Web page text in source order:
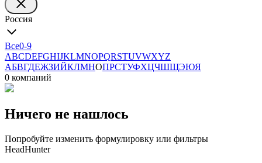
Россия
Все0-9
ABCDEFGHIJKLMNOPQRSTUVWXYZ
АБВГДЕЖЗИЙКЛМНОПРСТУФХЦЧШЩЭЮЯ
0 компаний
Ничего не нашлось
Попробуйте изменить формулировку или фильтры
HeadHunter